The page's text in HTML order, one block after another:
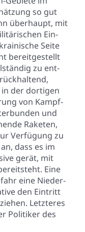
so gut
über­haupt, mit
Ein­
Sei­te
bereit­ge­stellt
zu ent­
der dor­ti­gen
von Kampf­
und
Rake­ten,
Ver­fü­gung zu
dass es im
gerät, mit
Eine
eine Nie­der­
den Ein­tritt
Letz­te­res
Poli­ti­ker des